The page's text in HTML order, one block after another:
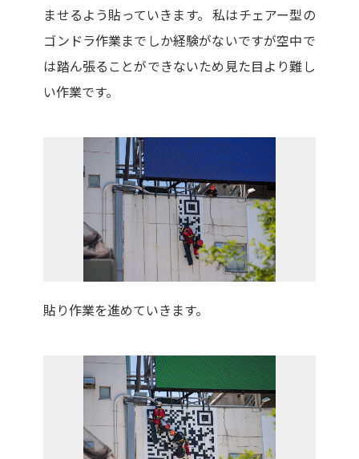
ませるよう貼っていきます。 私はチェアー型の
ゴンドラ作業までしか経験がないですが空中で
は踏ん張ることができないため見た目より難し
い作業です。
貼り作業を進めていきます。